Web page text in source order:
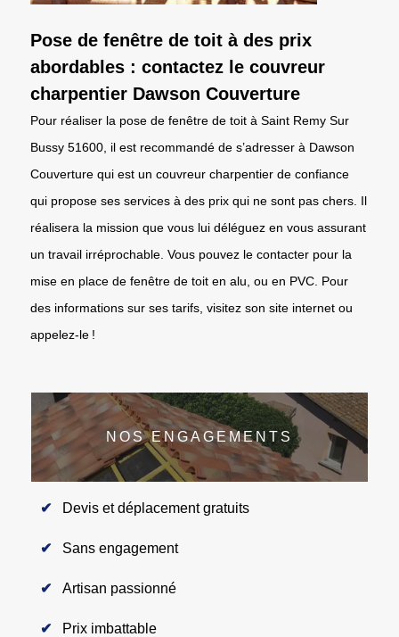
Pose de fenêtre de toit à des prix
abordables : contactez le couvreur
charpentier Dawson Couverture
Pour réaliser la pose de fenêtre de toit à Saint Remy Sur
Bussy 51600, il est recommandé de s’adresser à Dawson
Couverture qui est un couvreur charpentier de confiance
qui propose ses services à des prix qui ne sont pas chers. Il
réalisera la mission que vous lui déléguez en vous assurant
un travail irréprochable. Vous pouvez le contacter pour la
mise en place de fenêtre de toit en alu, ou en PVC. Pour
des informations sur ses tarifs, visitez son site internet ou
appelez-le !
NOS ENGAGEMENTS
Devis et déplacement gratuits
Sans engagement
Artisan passionné
Prix imbattable